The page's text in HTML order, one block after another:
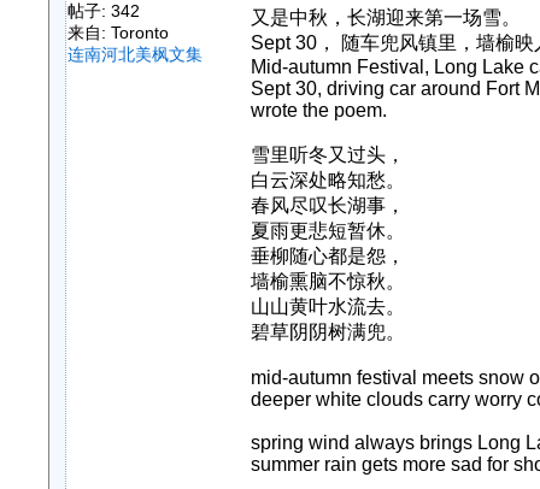
帖子: 342
来自: Toronto
连南河北美枫文集
又是中秋，长湖迎来第一场雪。
Sept 30， 随车兜风镇里，墙榆
Mid-autumn Festival, Long Lake
Sept 30, driving car around Fort
wrote the poem.
雪里听冬又过头，
白云深处略知愁。
春风尽叹长湖事，
夏雨更悲短暂休。
垂柳随心都是怨，
墙榆熏脑不惊秋。
山山黄叶水流去。
碧草阴阴树满兜。
mid-autumn festival meets snow
deeper white clouds carry worry
spring wind always brings Long
summer rain gets more sad for